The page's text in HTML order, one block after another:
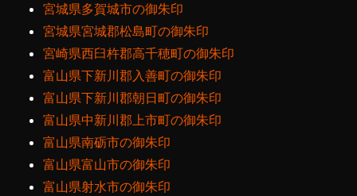
宮城県多賀城市の御朱印
宮城県宮城郡松島町の御朱印
宮崎県西臼杵郡高千穂町の御朱印
富山県下新川郡入善町の御朱印
富山県下新川郡朝日町の御朱印
富山県中新川郡上市町の御朱印
富山県南砺市の御朱印
富山県富山市の御朱印
富山県射水市の御朱印